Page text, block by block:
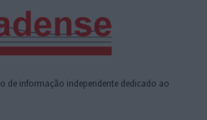
de informação independente dedicado ao